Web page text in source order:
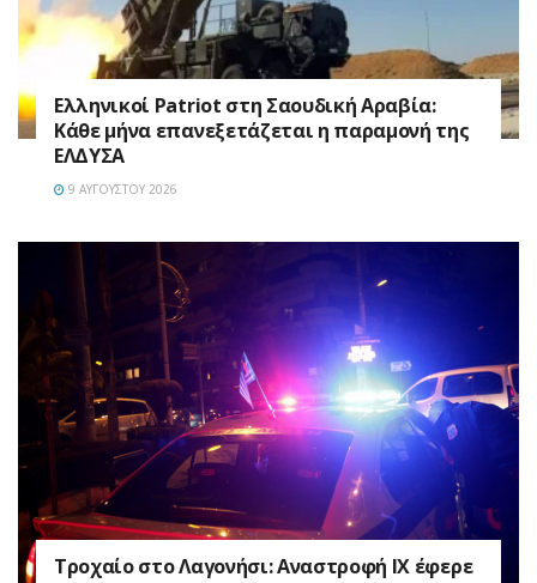
Ελληνικοί Patriot στη Σαουδική Αραβία:
Κάθε μήνα επανεξετάζεται η παραμονή της
ΕΛΔΥΣΑ
9 ΑΥΓΟΎΣΤΟΥ 2026
Τροχαίο στο Λαγονήσι: Αναστροφή ΙΧ έφερε